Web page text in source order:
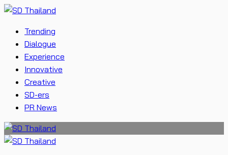
Trending
Dialogue
Experience
Innovative
Creative
SD-ers
PR News